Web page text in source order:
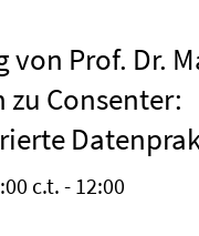
von Prof. Dr.
zu Consenter:
c.t. - 12:00